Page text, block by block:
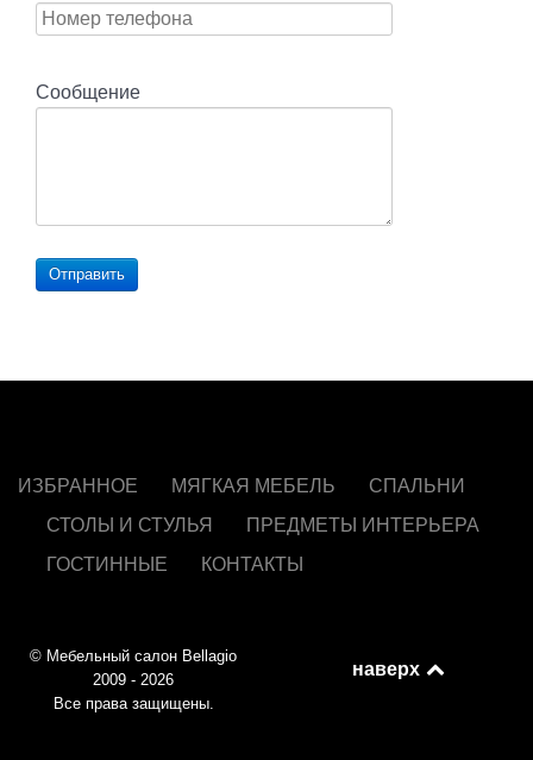
Сообщение
Отправить
ИЗБРАННОЕ МЯГКАЯ МЕБЕЛЬ
СПАЛЬНИ
СТОЛЫ И СТУЛЬЯ
ПРЕДМЕТЫ ИНТЕРЬЕРА
ГОСТИННЫЕ
КОНТАКТЫ
© Мебельный салон Bellagio
2009 - 2026
Все права защищены.
наверх